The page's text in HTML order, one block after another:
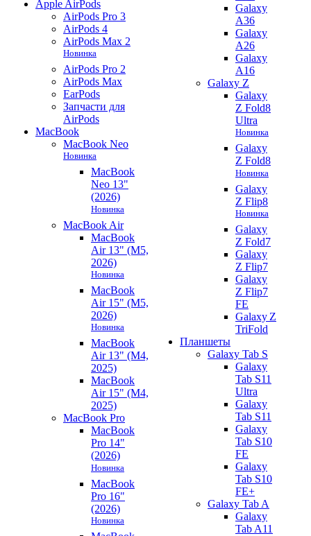
Apple AirPods
AirPods Pro 3
AirPods 4
AirPods Max 2
Новинка
AirPods Pro 2
AirPods Max
EarPods
Запчасти для
AirPods
MacBook
MacBook Neo
Новинка
MacBook
Neo 13"
(2026)
Новинка
MacBook Air
MacBook
Air 13" (M5,
2026)
Новинка
MacBook
Air 15" (M5,
2026)
Новинка
MacBook
Air 13" (M4,
2025)
MacBook
Air 15" (M4,
2025)
MacBook Pro
MacBook
Pro 14"
(2026)
Новинка
MacBook
Pro 16"
(2026)
Новинка
Galaxy
A36
Galaxy
A26
Galaxy
A16
Galaxy Z
Galaxy
Z Fold8
Ultra
Новинка
Galaxy
Z Fold8
Новинка
Galaxy
Z Flip8
Новинка
Galaxy
Z Fold7
Galaxy
Z Flip7
Galaxy
Z Flip7
FE
Galaxy Z
TriFold
Планшеты
Galaxy Tab S
Galaxy
Tab S11
Ultra
Galaxy
Tab S11
Galaxy
Tab S10
FE
Galaxy
Tab S10
FE+
Galaxy Tab A
Galaxy
Tab A11